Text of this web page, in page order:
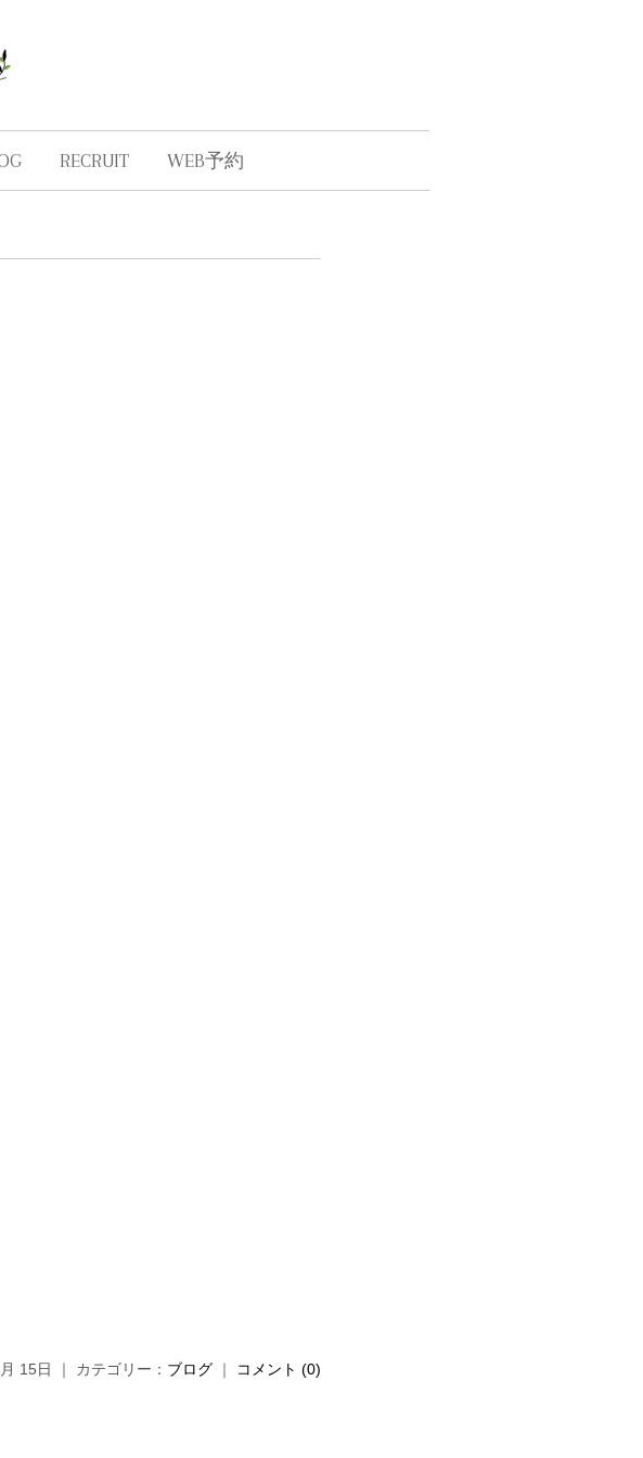
RECRUIT WEB予約
15日 ｜ カテゴリー： ブログ ｜ コメント (0)